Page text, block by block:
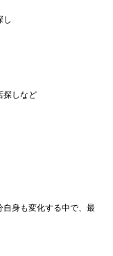
し
探しなど
身も変化する中で、最